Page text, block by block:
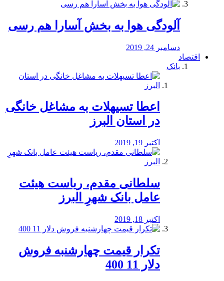
آلودگی هوا به بخش آسارا هم رسی
دسامبر 24, 2019
اقتصاد
بانک
️اعطا تسیهلات به مشاغل خانگی
در استان البرز
اکتبر 19, 2019
سلطانی مقدم، ریاست هیئت
عامل بانک شهرِ البرز
اکتبر 18, 2019
تکرار قیمت چهارشنبه فروش
دلار 11 400